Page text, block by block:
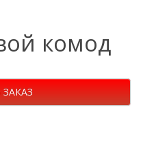
комод